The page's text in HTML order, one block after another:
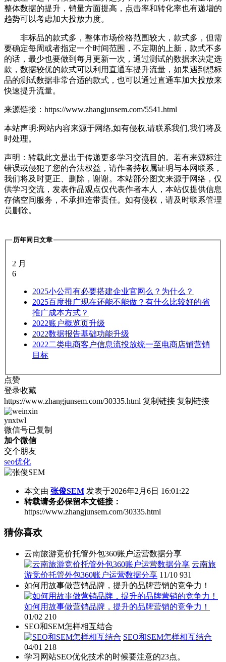
整体数据的提升，销量方面提高，点击率和转化率也有递增的
趋势可以考虑加大投放力度。
非标品的款式多，整体市场价格范围较大，款式多，但需
要确定每周或者指定一个时间范围，不定期的上新，款式不多
的话，最少也要做到每月更新一次，通过测试的数据来决定选
款，数据较优的款式可以利用直通车提升流量，如果遇到想标
品的测试数据非常合适的款式，也可以通过直通车加大投放来
快速提升流量。
来源链接：https://www.zhangjunsem.com/5541.html
本站声明:网站内容来源于网络,如有侵权,请联系我们,我们将及
时处理。
声明：转载此文是出于传递更多学习交流目的。若有来源标注
错误或侵犯了您的合法权益，请作者持权属证明与本网联系，
我们将及时更正、删除，谢谢。本站部分图文来源于网络，仅
供学习交流，发表作品观点仅代表作者本人，本站仅提供信息
存储空间服务，不承担连带责任。如有侵权，请及时联系管理
员删除。
历年同日文章
2 月
6
2025小公司有必要搭建企业官网么？为什么？
2025百度推广现在还能不能做？有什么比较好的省
推广成本方式？
2022账户概览页升级
2022数据报告基础功能升级
2022二类电商客户信息流投放统一至电商店铺营销
目标
点赞
登录收藏
https://www.zhangjunsem.com/30335.html 复制链接 复制链接
ynxtwl
微信号已复制
加个微信
交个朋友
seo优化
本文由 张俊SEM 发表于2026年2月6日 16:01:22
转载请务必保留本文链接：
https://www.zhangjunsem.com/30335.html
猜你喜欢
云南旅游竞价托管外包360账户运营数据分享
云南旅
游竞价托管外包360账户运营数据分享 11/10 931
如何用故事做营销品牌，提升的品牌营销的竞争力！
如何用故事做营销品牌，提升的品牌营销的竞争力！
01/02 210
SEO和SEM怎样相互结合
SEO和SEM怎样相互结合
04/01 218
学习网站SEO优化技术的时候要注意的23点。